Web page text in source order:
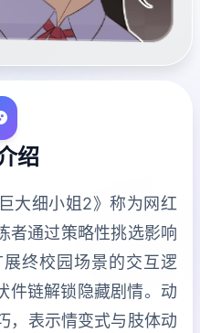
绍
大细小姐2》称为网红
者通过策略性挑选影响
终校园场景的交互逻
件链解锁隐藏剧情。动
，表示情变式与肢体动